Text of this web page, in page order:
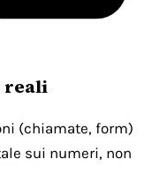
reali
(chiamate, form)
sui numeri, non